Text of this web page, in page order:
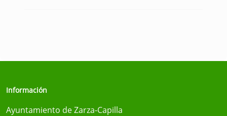
Información
Ayuntamiento de Zarza-Capilla